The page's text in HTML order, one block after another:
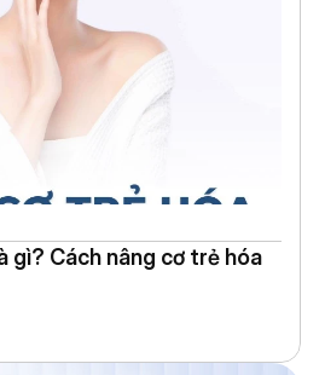
gì? Cách nâng cơ trẻ hóa